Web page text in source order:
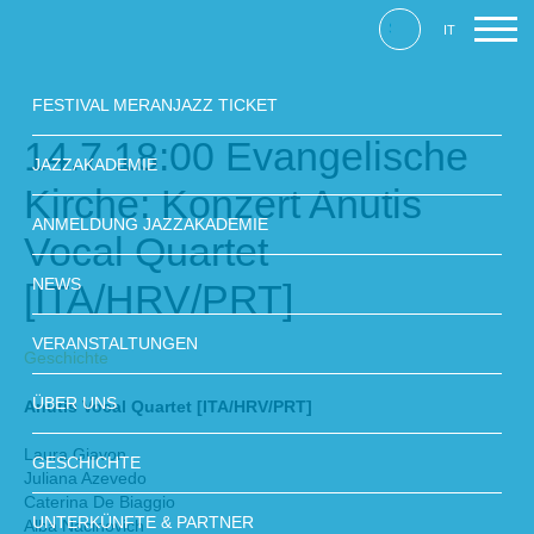
14.7 18:00 Evangelische
Kirche: Konzert Anutis
Vocal Quartet
[ITA/HRV/PRT]
Geschichte
Anutis Vocal Quartet [ITA/HRV/PRT]
Laura Giavon
Juliana Azevedo
Caterina De Biaggio
Alba Nacinovich
IT
FESTIVAL MERANJAZZ TICKET
JAZZAKADEMIE
ANMELDUNG JAZZAKADEMIE
NEWS
VERANSTALTUNGEN
ÜBER UNS
GESCHICHTE
UNTERKÜNFTE & PARTNER